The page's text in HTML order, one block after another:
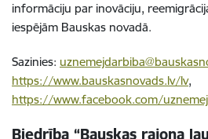
informāciju par inovāciju,
iespējām Bauskas novadā.
Sazinies:
https://www.bauskasnovads.lv/lv,
https://www.facebook.com/
Biedrība “Bauskas rajona